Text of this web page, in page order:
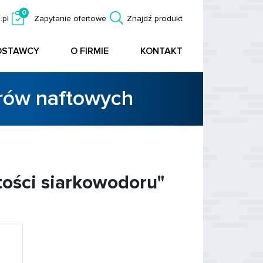
Zapytanie ofertowe
0
Znajdź produkt
O FIRMIE KONTAKT
naftowych
siarkowodoru"